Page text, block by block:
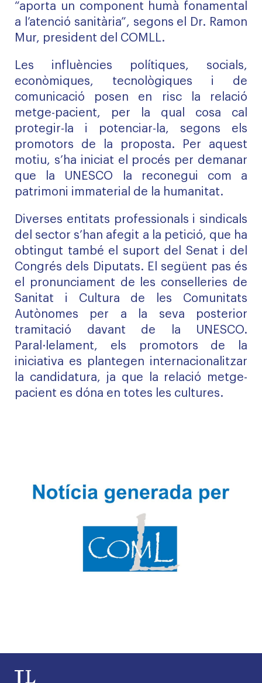
“aporta un component humà fonamental
a l’atenció sanitària”, segons el Dr. Ramon
Mur, president del COMLL.
Les influències polítiques, socials,
econòmiques, tecnològiques i de
comunicació posen en risc la relació
metge-pacient, per la qual cosa cal
protegir-la i potenciar-la, segons els
promotors de la proposta. Per aquest
motiu, s’ha iniciat el procés per demanar
que la UNESCO la reconegui com a
patrimoni immaterial de la humanitat.
Diverses entitats professionals i sindicals
del sector s’han afegit a la petició, que ha
obtingut també el suport del Senat i del
Congrés dels Diputats. El següent pas és
el pronunciament de les conselleries de
Sanitat i Cultura de les Comunitats
Autònomes per a la seva posterior
tramitació davant de la UNESCO.
Paral·lelament, els promotors de la
iniciativa es plantegen internacionalitzar
la candidatura, ja que la relació metge-
pacient es dóna en totes les cultures.